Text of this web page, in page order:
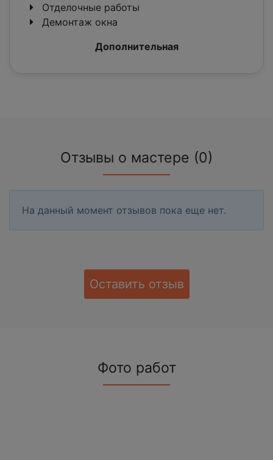
Отделочные работы
Демонтаж окна
Дополнительная
Отзывы о мастере (0)
На данный момент отзывов пока еще нет.
Оставить отзыв
Фото работ